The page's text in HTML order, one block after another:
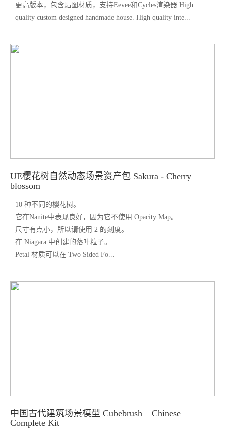
更高版本，包含贴图材质，支持Eevee和Cycles渲染器 High
quality custom designed handmade house. High quality inte...
UE樱花树自然动态场景资产包 Sakura - Cherry
blossom
10 种不同的樱花树。
它在Nanite中表现良好，因为它不使用 Opacity Map。
尺寸有点小，所以请使用 2 的刻度。
在 Niagara 中创建的落叶粒子。
Petal 材质可以在 Two Sided Fo...
中国古代建筑场景模型 Cubebrush – Chinese
Complete Kit